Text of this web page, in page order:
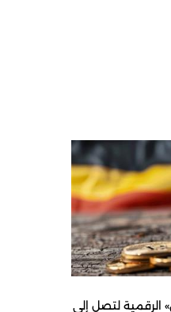
الرقمية لتصل إلى